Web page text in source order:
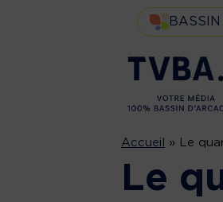
Accueil » Le
Le